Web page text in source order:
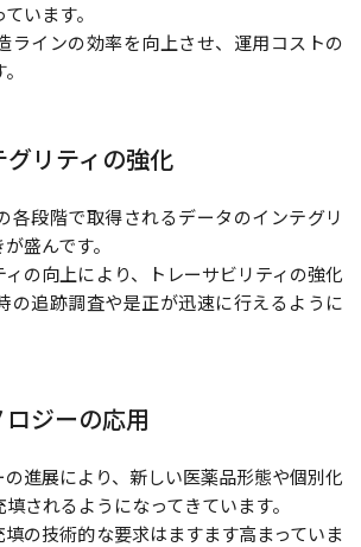
います。
ラインの効率を向上させ、運用コストの
リティの強化
各段階で取得されるデータのインテグリ
盛んです。
の向上により、トレーサビリティの強化
の追跡調査や是正が迅速に行えるように
ジーの応用
進展により、新しい医薬品形態や個別化
されるようになってきています。
の技術的な要求はますます高まっていま